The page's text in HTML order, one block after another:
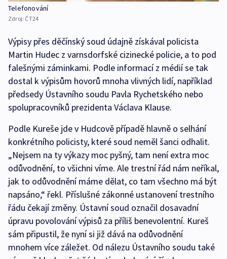
Telefonování
Zdroj: ČT24
Výpisy přes děčínský soud údajně získával policista
Martin Hudec z varnsdorfské cizinecké policie, a to pod
falešnými záminkami. Podle informací z médií se tak
dostal k výpisům hovorů mnoha vlivných lidí, například
předsedy Ústavního soudu Pavla Rychetského nebo
spolupracovníků prezidenta Václava Klause.
Podle Kureše jde v Hudcově případě hlavně o selhání
konkrétního policisty, které soud neměl šanci odhalit.
„Nejsem na ty výkazy moc pyšný, tam není extra moc
odůvodnění, to všichni víme. Ale trestní řád nám neříkal,
jak to odůvodnění máme dělat, co tam všechno má být
napsáno,“ řekl. Příslušné zákonné ustanovení trestního
řádu čekají změny. Ústavní soud označil dosavadní
úpravu povolování výpisů za příliš benevolentní. Kureš
sám připustil, že nyní si již dává na odůvodnění
mnohem více záležet. Od nálezu Ústavního soudu také